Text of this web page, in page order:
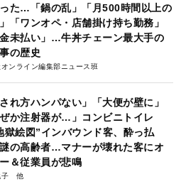
た…「鍋の乱」「月500時間以上の
「ワンオペ・店舗掛け持ち勤務」
金未払い」…牛丼チェーン最大手の
の歴史
ンライン編集部ニュース班
され方ハンパない」「大便が壁に」
ぜか注射器が…」コンビニトイレ
獄絵図”インバウンド客、酔っ払
の高齢者…マナーが壊れた客にオ
＆従業員が悲鳴
子